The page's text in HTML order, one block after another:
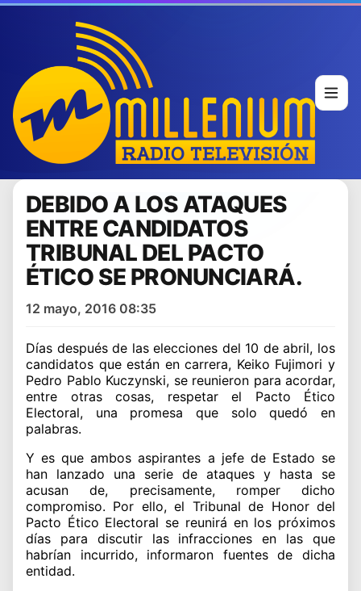
DEBIDO A LOS ATAQUES
ENTRE CANDIDATOS
TRIBUNAL DEL PACTO
ÉTICO SE PRONUNCIARÁ.
12 mayo, 2016 08:35
Días después de las elecciones del 10 de abril, los
candidatos que están en carrera, Keiko Fujimori y
Pedro Pablo Kuczynski, se reunieron para acordar,
entre otras cosas, respetar el Pacto Ético
Electoral, una promesa que solo quedó en
palabras.
Y es que ambos aspirantes a jefe de Estado se
han lanzado una serie de ataques y hasta se
acusan de, precisamente, romper dicho
compromiso. Por ello, el Tribunal de Honor del
Pacto Ético Electoral se reunirá en los próximos
días para discutir las infracciones en las que
habrían incurrido, informaron fuentes de dicha
entidad.